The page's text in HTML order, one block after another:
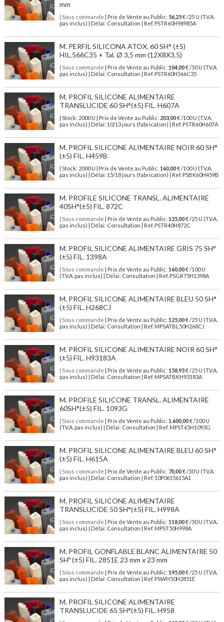
mm
| Sous commande | Prix de Vente au Public: 56,25€ /25 U (T.V.A.
pas inclus) | Délai: Consultation | Ref. PSTR60H98985A
M. PERFIL SILICONA ATOX. 60 SH° (±5)
HIL.566C35 + Tal. Ø 3,5 mm (12X8X3,5)
| Sous commande | Prix de Vente au Public: 104,00€ /50 U (T.V.A.
pas inclus) | Délai: Consultation | Ref. PSTR60H566C35
M. PROFIL SILICONE ALIMENTAIRE
TRANSLUCIDE 60 SH°(±5) FIL. H607A
| Stock: 2000 U | Prix de Vente au Public: 203,00€/100 U (T.V.A.
pas inclus)
| Délai: 10/13 jours (fabrication) | Ref. PSTR60H607A
M. PROFIL SILICONE ALIMENTAIRE NOIR 60 SH°
(±5) FIL. H459B
| Stock: 2000 U | Prix de Vente au Public: 160,00€/100 U (T.V.A.
pas inclus)
| Délai: 15/18 jours (fabrication) | Ref. PSBK60H459B
M. PROFILE SILICONE TRANSL. ALIMENTAIRE
40SH°(±5) FIL. 872C
| Sous commande | Prix de Vente au Public: 125,00€ /25 U (T.V.A.
pas inclus) | Délai: Consultation | Ref. PSTR40H872C
M. PROFIL SILICONE ALIMENTAIRE GRIS 75 SH°
(±5) FIL. 1398A
| Sous commande | Prix de Vente au Public: 160,00€ /100 U
(T.V.A. pas inclus) | Délai: Consultation | Ref. PSGR75H1398A
M. PROFIL SILICONE ALIMENTAIRE BLEU 50 SH°
(±5) FIL. H268CJ
| Sous commande | Prix de Vente au Public: 125,00€ /25 U (T.V.A.
pas inclus) | Délai: Consultation | Ref. MPSATBL50H268CJ
M. PROFIL SILICONE ALIMENTAIRE NOIR 60 SH°
(±5) FIL. H93183A
| Sous commande | Prix de Vente au Public: 158,95€ /25 U (T.V.A.
pas inclus) | Délai: Consultation | Ref. MPSATBKH93183A
M. PROFILE SILICONE TRANSL. ALIMENTAIRE
60SH°(±5) FIL. 1093G
| Sous commande | Prix de Vente au Public: 1.600,00€ /100 U
(T.V.A. pas inclus) | Délai: Consultation | Ref. MPST65H1093G
M. PROFIL SILICONE ALIMENTAIRE BLEU 60 SH°
(±5) FIL. H615A
| Sous commande | Prix de Vente au Public: 70,00€ /50 U (T.V.A.
pas inclus) | Délai: Consultation | Ref. 10P0615615A1
M. PROFIL SILICONE ALIMENTAIRE
TRANSLUCIDE 50 SH°(±5) FIL. H998A
| Sous commande | Prix de Vente au Public: 118,00€ /50 U (T.V.A.
pas inclus) | Délai: Consultation | Ref. MPST50H998A
M. PROFIL GONFLABLE BLANC ALIMENTAIRE 50
SHº (±5) FIL. 2851E 23 mm x 23 mm
| Sous commande | Prix de Vente au Public: 195,00€ /25 U (T.V.A.
pas inclus) | Délai: Consultation | Ref. PSWH50H2851E
M. PROFIL SILICONE ALIMENTAIRE
TRANSLUCIDE 65 SH°(±5) FIL. H958